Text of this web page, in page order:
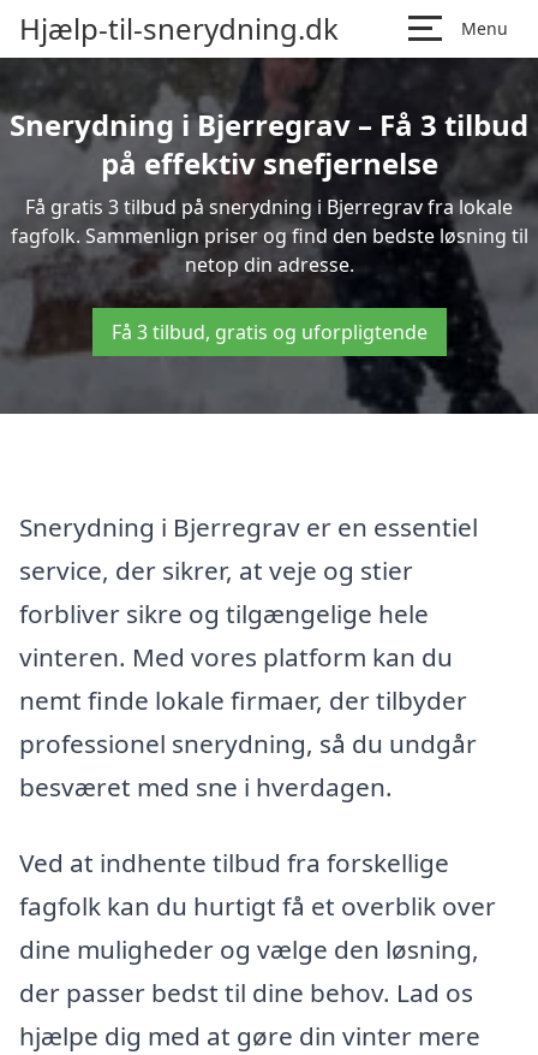
Hjælp-til-snerydning.dk Menu
Snerydning i Bjerregrav – Få 3 tilbud
på effektiv snefjernelse
Få gratis 3 tilbud på snerydning i Bjerregrav fra lokale
fagfolk. Sammenlign priser og find den bedste løsning til
netop din adresse.
Få 3 tilbud, gratis og uforpligtende
Snerydning i Bjerregrav er en essentiel
service, der sikrer, at veje og stier
forbliver sikre og tilgængelige hele
vinteren. Med vores platform kan du
nemt finde lokale firmaer, der tilbyder
professionel snerydning, så du undgår
besværet med sne i hverdagen.
Ved at indhente tilbud fra forskellige
fagfolk kan du hurtigt få et overblik over
dine muligheder og vælge den løsning,
der passer bedst til dine behov. Lad os
hjælpe dig med at gøre din vinter mere